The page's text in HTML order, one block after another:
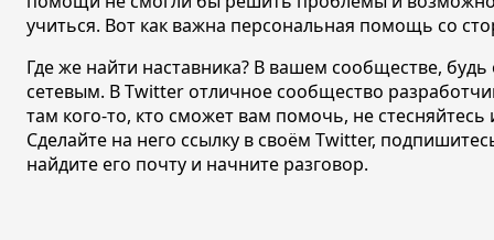
учиться. Вот как важна персональная помощь со
Где же найти наставника? В вашем сообществе,
сетевым. В Twitter отличное сообщество
там кого-то, кто сможет вам помочь, не стесняйтесь
Сделайте на него ссылку в своём Twitter,
найдите его почту и начните разговор.